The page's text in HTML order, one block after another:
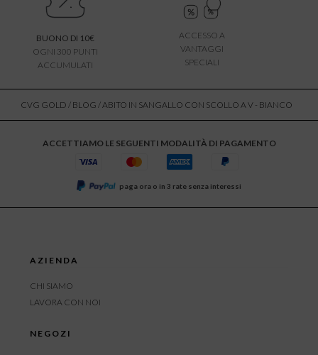
BUONO DI 10€
OGNI 300 PUNTI
ACCUMULATI
ACCESSO A
VANTAGGI
SPECIALI
CVG GOLD / BLOG / ABITO IN SANGALLO CON SCOLLO A V - BIANCO
ACCETTIAMO LE SEGUENTI MODALITÀ DI PAGAMENTO
paga ora o in 3 rate senza interessi
AZIENDA
CHI SIAMO
LAVORA CON NOI
NEGOZI